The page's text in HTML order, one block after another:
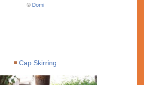
© Domi
Cap Skirring